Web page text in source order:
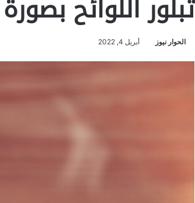
تبلور اللوائح
الحوار نيوز أبريل 4, 2022